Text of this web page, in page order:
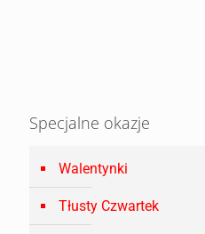
Specjalne okazje
Walentynki
Tłusty Czwartek